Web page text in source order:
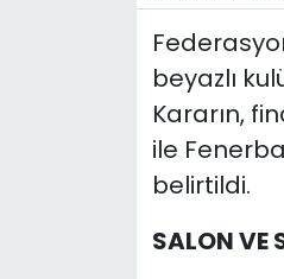
beyazlı
Kararın,
ile
belirtildi.
SALON VE